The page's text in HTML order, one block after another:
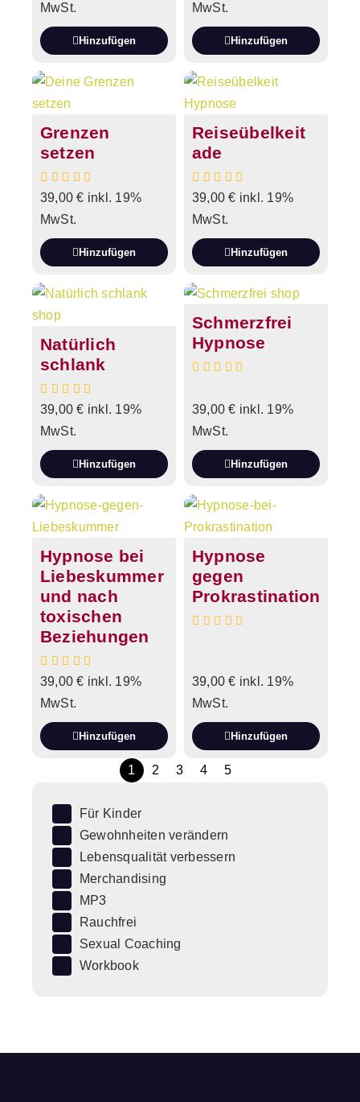
MwSt.
Hinzufügen
MwSt.
Hinzufügen
Grenzen
setzen
39,00€ inkl. 19%
MwSt.
Hinzufügen
Reiseübelkeit
ade
39,00€ inkl. 19%
MwSt.
Hinzufügen
Natürlich
schlank
39,00€ inkl. 19%
MwSt.
Hinzufügen
Schmerzfrei
Hypnose
39,00€ inkl. 19%
MwSt.
Hinzufügen
Hypnose bei
Liebeskummer
und nach
toxischen
Beziehungen
39,00€ inkl. 19%
MwSt.
Hinzufügen
Hypnose
gegen
Prokrastination
39,00€ inkl. 19%
MwSt.
Hinzufügen
1 2 3 4 5
Für Kinder
Gewohnheiten verändern
Lebensqualität verbessern
Merchandising
MP3
Rauchfrei
Sexual Coaching
Workbook